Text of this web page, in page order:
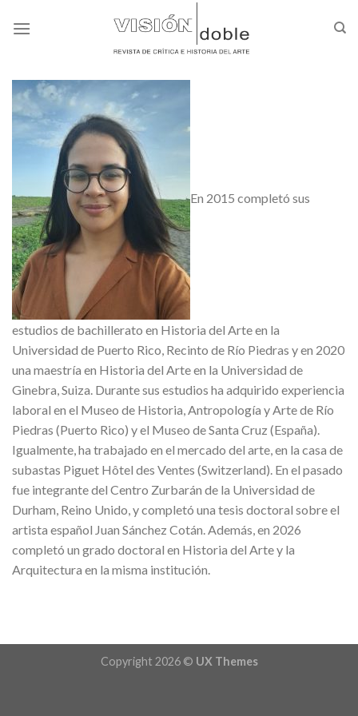
En 2015 completó sus
estudios de bachillerato en Historia del Arte en la
Universidad de Puerto Rico, Recinto de Río Piedras y en 2020
una maestría en Historia del Arte en la Universidad de
Ginebra, Suiza. Durante sus estudios ha adquirido experiencia
laboral en el Museo de Historia, Antropología y Arte de Río
Piedras (Puerto Rico) y el Museo de Santa Cruz (España).
Igualmente, ha trabajado en el mercado del arte, en la casa de
subastas Piguet Hôtel des Ventes (Switzerland). En el pasado
fue integrante del Centro Zurbarán de la Universidad de
Durham, Reino Unido, y completó una tesis doctoral sobre el
artista español Juan Sánchez Cotán. Además, en 2026
completó un grado doctoral en Historia del Arte y la
Arquitectura en la misma institución.
Copyright 2026 © UX Themes